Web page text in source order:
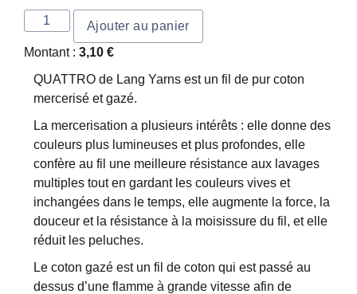
Ajouter au panier
Montant : 3,10 €
QUATTRO de Lang Yarns est un fil de pur coton
mercerisé et gazé.
La mercerisation a plusieurs intérêts : elle donne des
couleurs plus lumineuses et plus profondes, elle
confère au fil une meilleure résistance aux lavages
multiples tout en gardant les couleurs vives et
inchangées dans le temps, elle augmente la force, la
douceur et la résistance à la moisissure du fil, et elle
réduit les peluches.
Le coton gazé est un fil de coton qui est passé au
dessus d’une flamme à grande vitesse afin de